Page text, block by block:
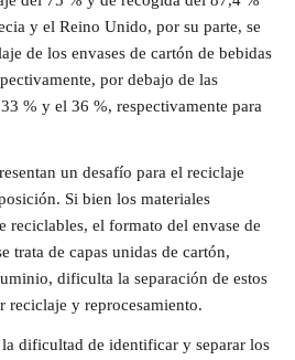
y el Reino Unido, por su parte, se
de los envases de cartón de bebidas
por debajo de las
% y el 36 %, respectivamente para
un desafío para el reciclaje
Si bien los materiales
reciclables, el formato del envase de
trata de capas unidas de cartón,
dificulta la separación de estos
reciclaje y reprocesamiento.
dificultad de identificar y separar los